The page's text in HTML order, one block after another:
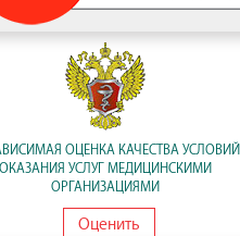
ОЦЕНКА КАЧЕСТВА УСЛОВИЙ
ОКАЗАНИЯ УСЛУГ МЕДИЦИНСКИМИ
ОРГАНИЗАЦИЯМИ
Оценить